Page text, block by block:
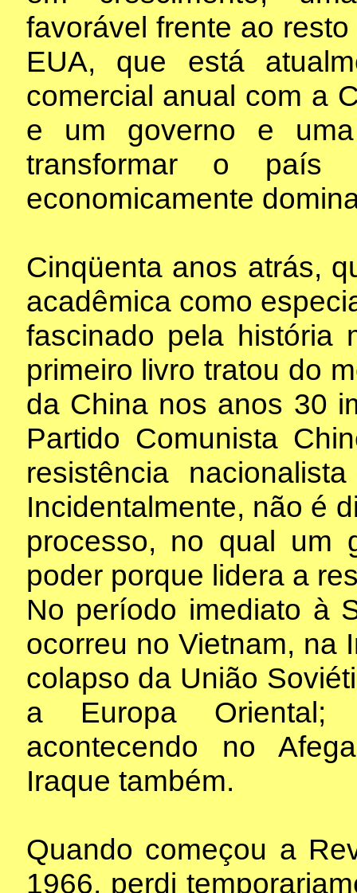
favorável frente ao
EUA, que está
comercial anual com a
e um governo e uma
transformar o país
economicamente
Cinqüenta anos atrás,
acadêmica como
fascinado pela história
primeiro livro tratou do
da China nos anos 30
Partido Comunista
resistência
Incidentalmente, não é
processo, no qual um
poder porque lidera a
No período imediato à
ocorreu no Vietnam, na
colapso da União
a Europa
acontecendo no
Iraque também.
Quando começou a
1966, perdi